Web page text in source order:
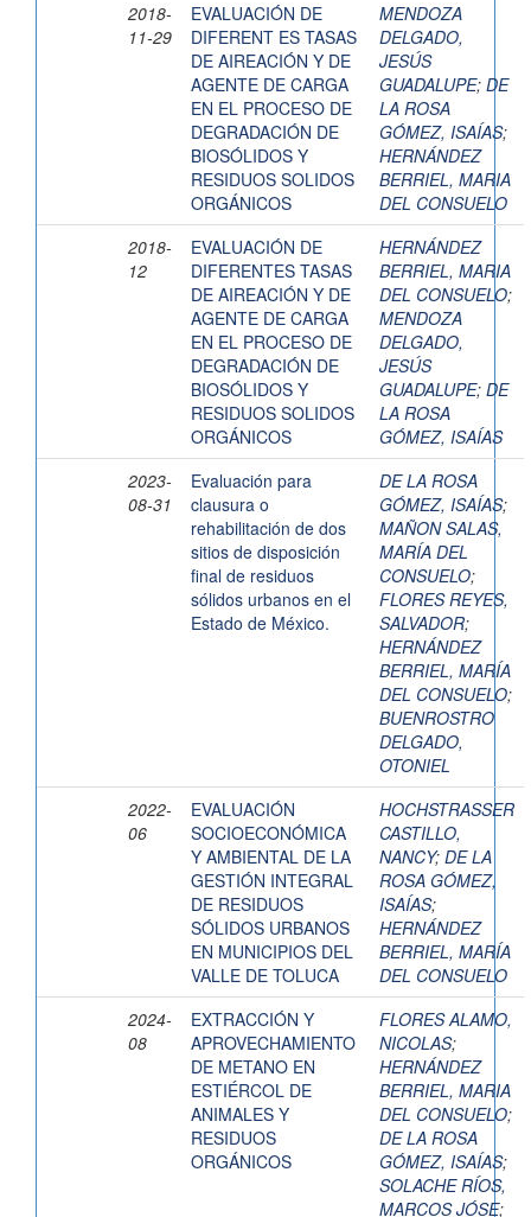
2018-
11-29
EVALUACIÓN DE
DIFERENT ES TASAS
DE AIREACIÓN Y DE
AGENTE DE CARGA
EN EL PROCESO DE
DEGRADACIÓN DE
BIOSÓLIDOS Y
RESIDUOS SOLIDOS
ORGÁNICOS
MENDOZA
DELGADO,
JESÚS
GUADALUPE; DE
LA ROSA
GÓMEZ, ISAÍAS;
HERNÁNDEZ
BERRIEL, MARIA
DEL CONSUELO
2018-
12
EVALUACIÓN DE
DIFERENTES TASAS
DE AIREACIÓN Y DE
AGENTE DE CARGA
EN EL PROCESO DE
DEGRADACIÓN DE
BIOSÓLIDOS Y
RESIDUOS SOLIDOS
ORGÁNICOS
HERNÁNDEZ
BERRIEL, MARIA
DEL CONSUELO;
MENDOZA
DELGADO,
JESÚS
GUADALUPE; DE
LA ROSA
GÓMEZ, ISAÍAS
2023-
08-31
Evaluación para
clausura o
rehabilitación de dos
sitios de disposición
final de residuos
sólidos urbanos en el
Estado de México.
DE LA ROSA
GÓMEZ, ISAÍAS;
MAÑON SALAS,
MARÍA DEL
CONSUELO;
FLORES REYES,
SALVADOR;
HERNÁNDEZ
BERRIEL, MARÍA
DEL CONSUELO;
BUENROSTRO
DELGADO,
OTONIEL
2022-
06
EVALUACIÓN
SOCIOECONÓMICA
Y AMBIENTAL DE LA
GESTIÓN INTEGRAL
DE RESIDUOS
SÓLIDOS URBANOS
EN MUNICIPIOS DEL
VALLE DE TOLUCA
HOCHSTRASSER
CASTILLO,
NANCY; DE LA
ROSA GÓMEZ,
ISAÍAS;
HERNÁNDEZ
BERRIEL, MARÍA
DEL CONSUELO
2024-
08
EXTRACCIÓN Y
APROVECHAMIENTO
DE METANO EN
ESTIÉRCOL DE
ANIMALES Y
RESIDUOS
ORGÁNICOS
FLORES ALAMO,
NICOLAS;
HERNÁNDEZ
BERRIEL, MARIA
DEL CONSUELO;
DE LA ROSA
GÓMEZ, ISAÍAS;
SOLACHE RÍOS,
MARCOS JÓSE;